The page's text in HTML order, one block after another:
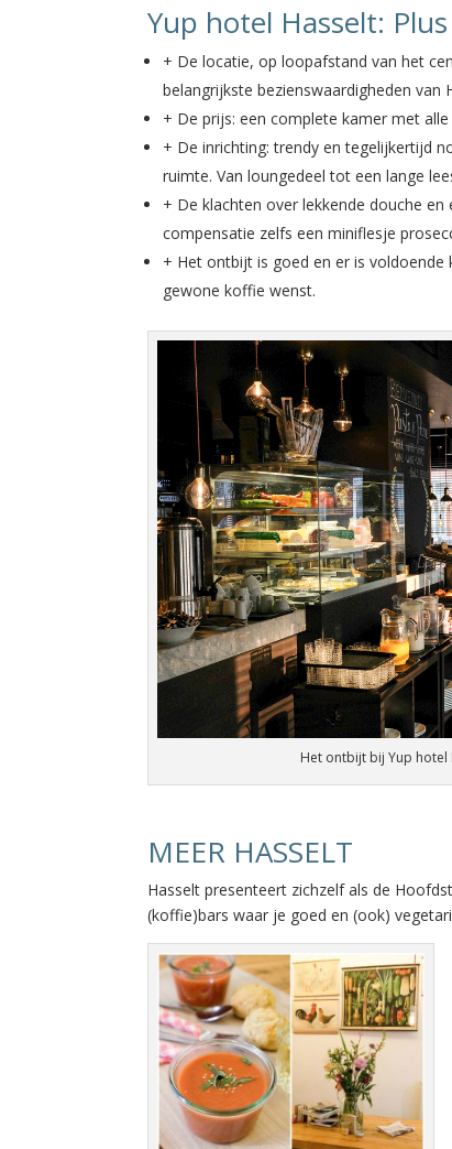
Yup hotel Hasselt: Plus
+ De locatie, op loopafstand van het
belangrijkste bezienswaardigheden van
+ De prijs: een complete kamer met
+ De inrichting: trendy en tegelijkertijd
ruimte. Van loungedeel tot een lange
+ De klachten over lekkende douche
compensatie zelfs een miniflesje
+ Het ontbijt is goed en er is
gewone koffie wenst.
Het ontbijt bij Yup
MEER HASSELT
Hasselt presenteert zichzelf als de
(koffie)bars waar je goed en (ook)